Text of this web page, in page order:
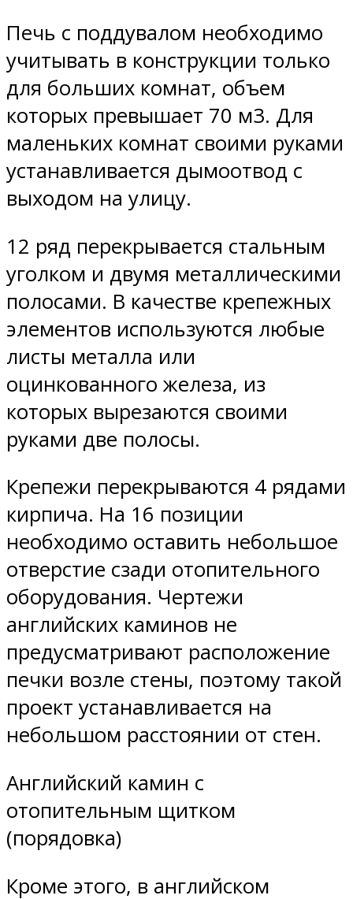
Печь с поддувалом необходимо
учитывать в конструкции только
для больших комнат, объем
которых превышает 70 м3. Для
маленьких комнат своими руками
устанавливается дымоотвод с
выходом на улицу.
12 ряд перекрывается стальным
уголком и двумя металлическими
полосами. В качестве крепежных
элементов используются любые
листы металла или
оцинкованного железа, из
которых вырезаются своими
руками две полосы.
Крепежи перекрываются 4 рядами
кирпича. На 16 позиции
необходимо оставить небольшое
отверстие сзади отопительного
оборудования. Чертежи
английских каминов не
предусматривают расположение
печки возле стены, поэтому такой
проект устанавливается на
небольшом расстоянии от стен.
Английский камин с
отопительным щитком
(порядовка)
Кроме этого, в английском